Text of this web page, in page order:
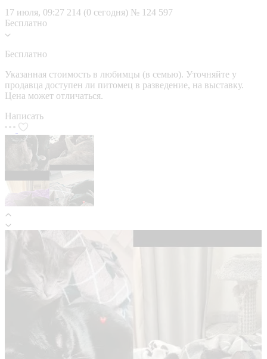
17 июля, 09:27 214 (0 сегодня) № 124 597
Бесплатно
Бесплатно
Указанная стоимость в любимцы (в семью). Уточняйте у
продавца доступен ли питомец в разведение, на выставку.
Цена может отличаться.
Написать